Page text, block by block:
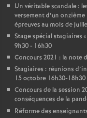
Un véritable scandale :
versement d’un
épreuves au mois de
Stage spécial stagiaires «
9h30 - 16h30
Concours 2021 : la note
Stagiaires : réunions
15 octobre 16h30-18h30
Concours de la session
conséquences de la
Réforme des